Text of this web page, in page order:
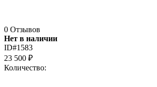
0 Отзывов
Нет в наличии
ID#1583
23 500 ₽
Количество: